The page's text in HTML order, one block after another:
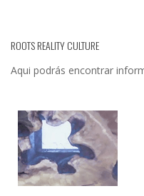
ROOTS REALITY CULTURE
Aqui podrás encontrar